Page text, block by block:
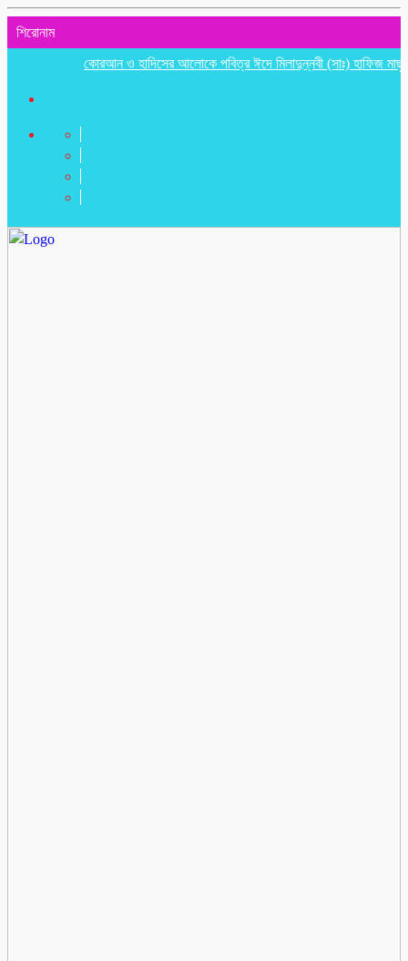
শিরোনাম
কোরআন ও হাদিসের আলোকে পবিত্র ঈদে মিলাদুন্নবী (সাঃ) হাফিজ মাছুম